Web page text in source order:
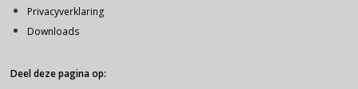
Privacyverklaring
Downloads
Deel deze pagina op: